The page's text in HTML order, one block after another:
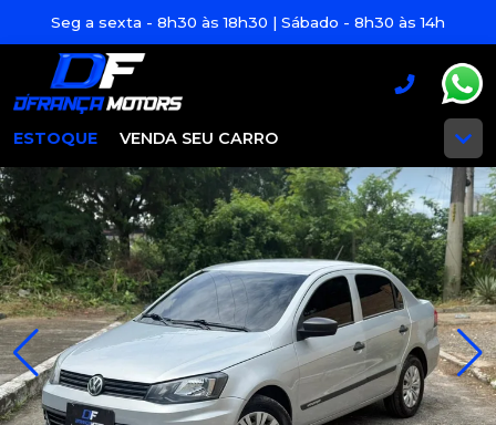
Seg a sexta - 8h30 às 18h30 | Sábado - 8h30 às 14h
ESTOQUE VENDA SEU CARRO